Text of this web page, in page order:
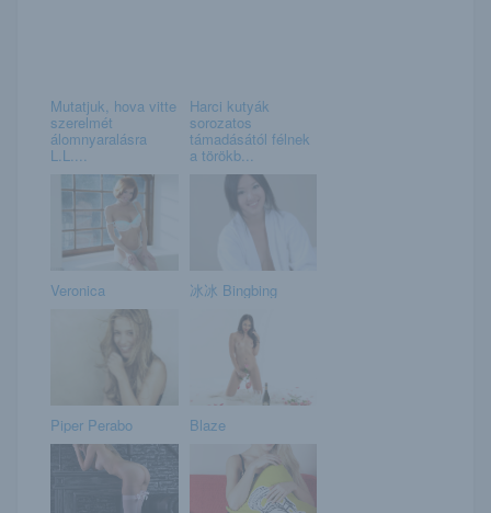
Mutatjuk, hova vitte
szerelmét
álomnyaralásra
L.L....
Harci kutyák
sorozatos
támadásától félnek
a törökb...
Veronica 冰冰 Bingbing
Piper Perabo Blaze